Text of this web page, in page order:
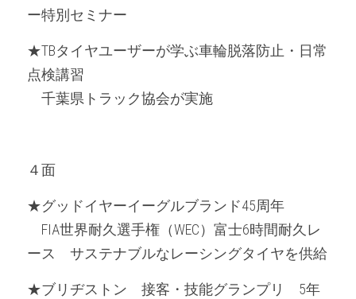
ー特別セミナー
★TBタイヤユーザーが学ぶ車輪脱落防止・日常
点検講習
千葉県トラック協会が実施
４面
★グッドイヤーイーグルブランド45周年
FIA世界耐久選手権（WEC）富士6時間耐久レ
ース　サステナブルなレーシングタイヤを供給
★ブリヂストン　接客・技能グランプリ　5年